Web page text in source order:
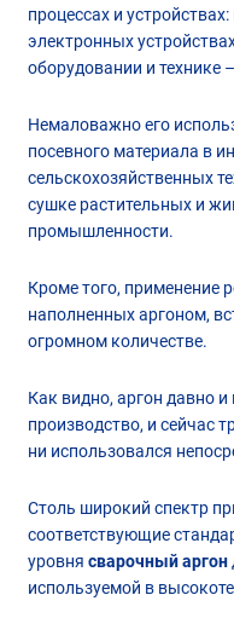
процессах и
электронных
оборудовании и
Немаловажно его
посевного материала в
сельскохозяйственных
сушке растительных и
промышленности.
Кроме того, применение
наполненных аргоном,
огромном количестве.
Как видно, аргон давно
производство, и сейчас
ни использовался
Столь широкий спектр
соответствующие
уровня сварочныйаргон
используемой в